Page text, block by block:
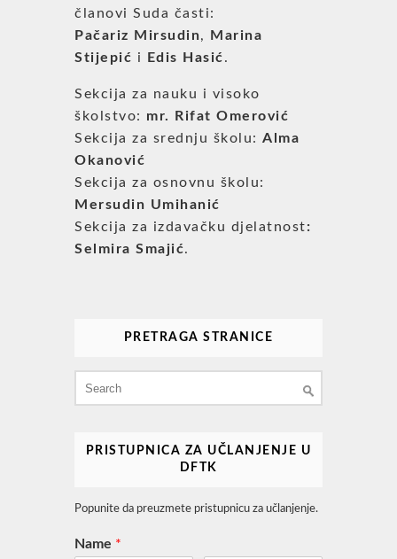
članovi Suda časti:
Pačariz Mirsudin,
Marina
Stijepić i Edis Hasić.
Sekcija za nauku i visoko
školstvo: mr. Rifat Omerović
Sekcija za srednju školu: Alma
Okanović
Sekcija za osnovnu školu:
Mersudin Umihanić
Sekcija za izdavačku djelatnost:
Selmira Smajić.
PRETRAGA STRANICE
for:
PRISTUPNICA ZA UČLANJENJE U
DFTK
Popunite da preuzmete pristupnicu za učlanjenje.
Name *